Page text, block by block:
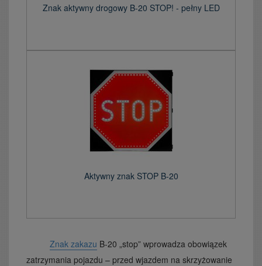
Znak aktywny drogowy B-20 STOP! - pełny LED
Aktywny znak STOP B-20
Znak zakazu B-20 „stop” wprowadza obowiązek
zatrzymania pojazdu – przed wjazdem na skrzyżowanie